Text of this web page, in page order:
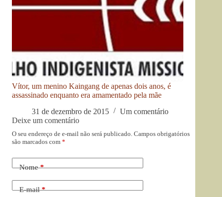
Vítor, um menino Kaingang de apenas dois anos, é
assassinado enquanto era amamentado pela mãe
31 de dezembro de 2015
Um comentário
Deixe um comentário
O seu endereço de e-mail não será publicado. Campos obrigatórios
são marcados com *
Nome*
E-mail*